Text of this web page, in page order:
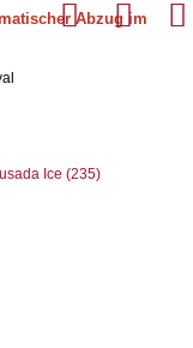
Abzug im
Ice (235)